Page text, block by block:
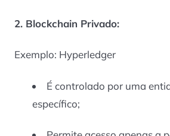
2. Blockchain Privado:
Exemplo: Hyperledger
É controlado por uma
específico;